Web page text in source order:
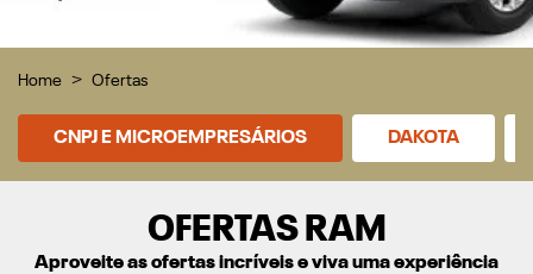
Home Ofertas
CNPJ E MICROEMPRESÁRIOS DAKOTA
OFERTAS RAM
Aproveite as ofertas incríveis e viva uma experiência